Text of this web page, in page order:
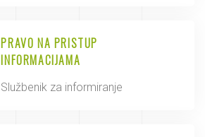
PRAVO NA PRISTUP
INFORMACIJAMA
Službenik za informiranje